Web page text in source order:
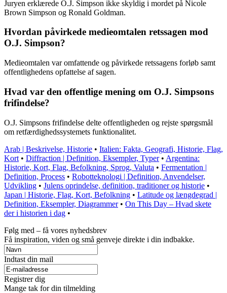
Juryen erklærede O.J. Simpson ikke skyldig i mordet på Nicole
Brown Simpson og Ronald Goldman.
Hvordan påvirkede medieomtalen retssagen mod
O.J. Simpson?
Medieomtalen var omfattende og påvirkede retssagens forløb samt
offentlighedens opfattelse af sagen.
Hvad var den offentlige mening om O.J. Simpsons
frifindelse?
O.J. Simpsons frifindelse delte offentligheden og rejste spørgsmål
om retfærdighedssystemets funktionalitet.
Arab | Beskrivelse, Historie • Italien: Fakta, Geografi, Historie, Flag,
Kort • Diffraction | Definition, Eksempler, Typer• Argentina:
Historie, Kort, Flag, Befolkning, Sprog, Valuta • Fermentation |
Definition, Process • Robotteknologi | Definition, Anvendelser,
Udvikling • Julens oprindelse, definition, traditioner og historie •
Japan | Historie, Flag, Kort, Befolkning • Latitude og længdegrad |
Definition, Eksempler, Diagrammer• On This Day – Hvad skete
der i historien i dag •
Følg med – få vores nyhedsbrev
Få inspiration, viden og små genveje direkte i din indbakke.
Indtast din mail
Registrer dig
Mange tak for din tilmelding